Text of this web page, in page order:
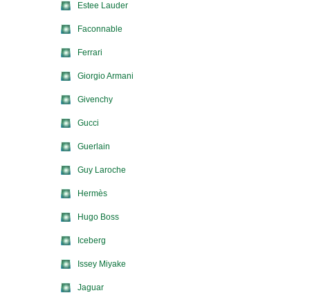
Estee Lauder
Faconnable
Ferrari
Giorgio Armani
Givenchy
Gucci
Guerlain
Guy Laroche
Hermès
Hugo Boss
Iceberg
Issey Miyake
Jaguar